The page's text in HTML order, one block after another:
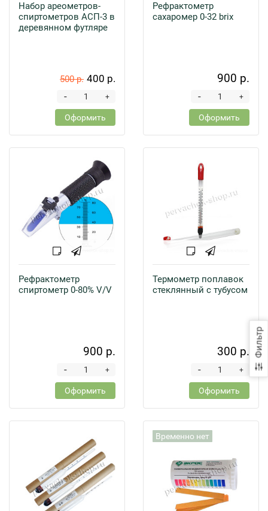
Фильтр
Набор ареометров-
спиртометров АСП-3 в
деревянном футляре
500 р. 400 р.
+
-
Оформить
Рефрактометр
сахаромер 0-32 brix
900 р.
+
-
Оформить
Рефрактометр
спиртометр 0-80% V/V
900 р.
+
-
Оформить
Термометр поплавок
стеклянный с тубусом
300 р.
+
-
Оформить
Временно нет